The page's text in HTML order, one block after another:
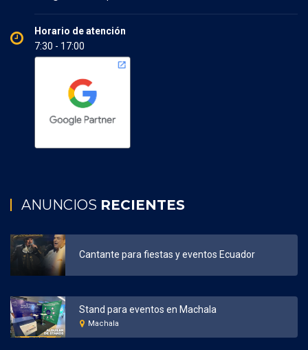
Horario de atención
7:30 - 17:00
ANUNCIOS RECIENTES
Cantante para fiestas y eventos Ecuador
Stand para eventos en Machala
Machala